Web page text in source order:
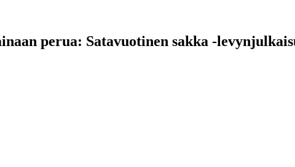
perua: Satavuotinen sakka -